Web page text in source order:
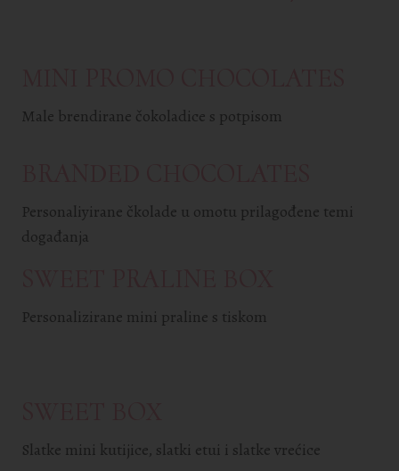
Male brendirane čokoladice s potpisom
Personaliyirane čkolade u omotu prilagođene temi
događanja
Personalizirane mini praline s tiskom
Slatke mini kutijice, slatki etui i slatke vrećice